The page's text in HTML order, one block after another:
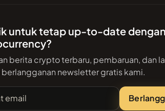
untuk tetap up-to-date dengan
berita crypto terbaru, pembaruan, dan
newsletter gratis kami.